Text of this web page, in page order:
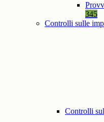
345
Controlli sulle
Controlli